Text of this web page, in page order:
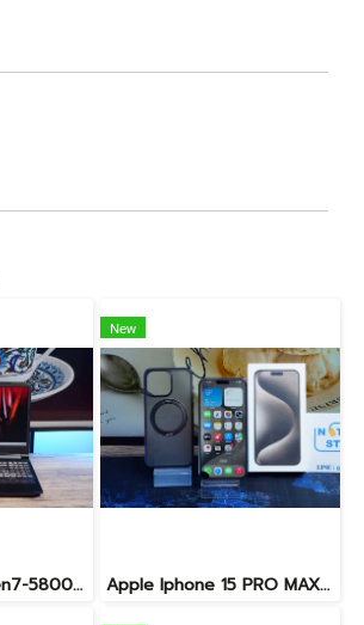
Acer Nitro 5 Ryzen7-5800H RTX-3060(6GB) Ram16 SSD512 จอ15.6 FHD 144Hz เกมมิ่งสเปคสูง เครื่องพร้อมใช้งาน ราคาสุดคุ้มเพียง 19,900.-
New
Apple Iphone 15 PRO MAX NATURAL TITANIUM 256GB สุขภาพแบต 87% อุปกรณ์ครบกล่อง ขายเพียง 11,990.-